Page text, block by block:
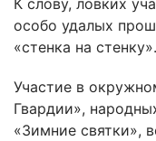
К слову, ловких
особо удалых
«стенка на стенку».
Участие в
Гвардии»,
«Зимние святки»,